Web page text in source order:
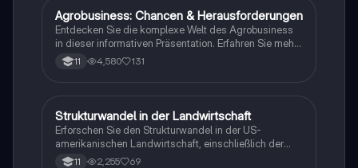
Boden und Transport auf die landwirtschaftliche
Produktion. Ideal für Studierende der
Agrarwissenschaften und verwandter
Fachrichtungen.
Geographie/Erdkunde
Agrobusiness: Chancen & Herausforderungen
Entdecken Sie die komplexe Welt des Agrobusiness
in dieser informativen Präsentation. Erfahren Sie mehr
über den Aufbau, die Vor- und Nachteile, den
Strukturwandel in der Landwirtschaft am Beispiel der
Markt- und Exportorientierung der Landwirtschaft und
deren Auswirkungen auf die globale
Nahrungsmittelproduktion.
11 4,580 131
Geographie/Erdkunde
Strukturwandel in der Landwirtschaft
Erforschen Sie den Strukturwandel in der US-
amerikanischen Landwirtschaft, einschließlich der
Intensivierung, Farmgrößenveränderungen und
11 2,255 69